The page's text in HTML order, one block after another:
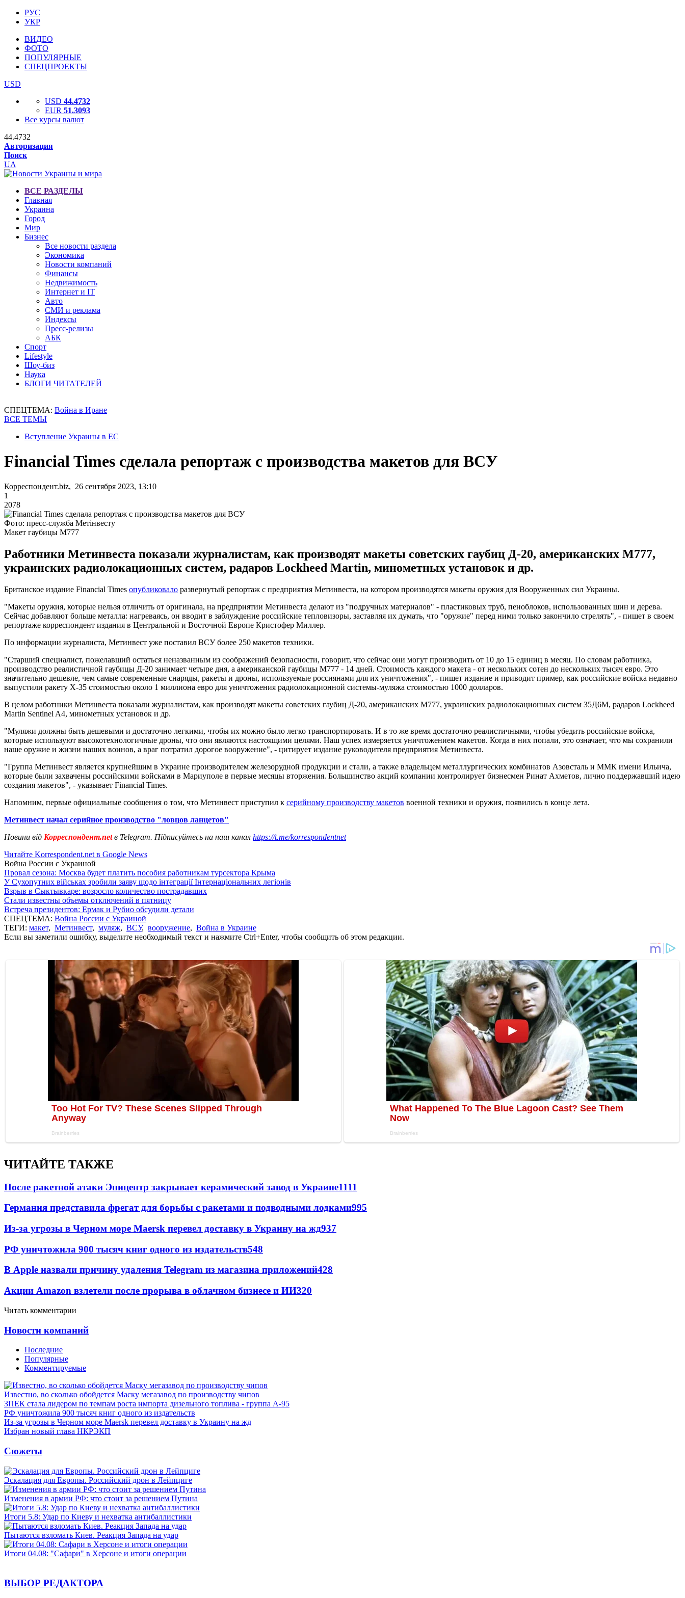
РУС
УКР
ВИДЕО
ФОТО
ПОПУЛЯРНЫЕ
СПЕЦПРОЕКТЫ
USD
USD 44.4732
EUR 51.3093
Все курсы валют
44.4732
Авторизация
Поиск
UA
ВСЕ РАЗДЕЛЫ
Главная
Украина
Город
Мир
Бизнес
Все новости раздела
Экономика
Новости компаний
Финансы
Недвижимость
Интернет и IT
Авто
СМИ и реклама
Индексы
Пресс-релизы
АБК
Спорт
Lifestyle
Шоу-биз
Наука
БЛОГИ ЧИТАТЕЛЕЙ
СПЕЦТЕМА: Война в Иране
ВСЕ ТЕМЫ
Вступление Украины в ЕС
Financial Times сделала репортаж с производства макетов для ВСУ
Корреспондент.biz, 26 сентября 2023, 13:10
1
2078
Фото: пресс-служба Метінвесту
Макет гаубицы M777
Работники Метинвеста показали журналистам, как производят макеты советских гаубиц Д-20, американских М777,
украинских радиолокационных систем, радаров Lockheed Martin, минометных установок и др.
Британское издание Financial Times опубликовало развернутый репортаж с предприятия Метинвеста, на котором производятся макеты оружия для Вооруженных сил Украины.
"Макеты оружия, которые нельзя отличить от оригинала, на предприятии Метинвеста делают из "подручных материалов" - пластиковых труб, пеноблоков, использованных шин и дерева.
Сейчас добавляют больше металла: нагреваясь, он вводит в заблуждение российские тепловизоры, заставляя их думать, что "оружие" перед ними только закончило стрелять", - пишет в своем
репортаже корреспондент издания в Центральной и Восточной Европе Кристофер Миллер.
По информации журналиста, Метинвест уже поставил ВСУ более 250 макетов техники.
"Старший специалист, пожелавший остаться неназванным из соображений безопасности, говорит, что сейчас они могут производить от 10 до 15 единиц в месяц. По словам работника,
производство реалистичной гаубицы Д-20 занимает четыре дня, а американской гаубицы М777 - 14 дней. Стоимость каждого макета - от нескольких сотен до нескольких тысяч евро. Это
значительно дешевле, чем самые современные снаряды, ракеты и дроны, используемые россиянами для их уничтожения", - пишет издание и приводит пример, как российские войска недавно
выпустили ракету Х-35 стоимостью около 1 миллиона евро для уничтожения радиолокационной системы-муляжа стоимостью 1000 долларов.
В целом работники Метинвеста показали журналистам, как производят макеты советских гаубиц Д-20, американских М777, украинских радиолокационных систем 35Д6М, радаров Lockheed
Martin Sentinel A4, минометных установок и др.
"Муляжи должны быть дешевыми и достаточно легкими, чтобы их можно было легко транспортировать. И в то же время достаточно реалистичными, чтобы убедить российские войска,
которые используют высокотехнологичные дроны, что они являются настоящими целями. Наш успех измеряется уничтожением макетов. Когда в них попали, это означает, что мы сохранили
наше оружие и жизни наших воинов, а враг потратил дорогое вооружение", - цитирует издание руководителя предприятия Метинвеста.
"Группа Метинвест является крупнейшим в Украине производителем железорудной продукции и стали, а также владельцем металлургических комбинатов Азовсталь и ММК имени Ильича,
которые были захвачены российскими войсками в Мариуполе в первые месяцы вторжения. Большинство акций компании контролирует бизнесмен Ринат Ахметов, лично поддержавший идею
создания макетов", - указывает Financial Times.
Напомним, первые официальные сообщения о том, что Метинвест приступил к серийному производству макетов военной техники и оружия, появились в конце лета.
Метинвест начал серийное производство "ловцов ланцетов"
Новини від Корреспондент.netв Telegram. Підписуйтесь на наш канал https://t.me/korrespondentnet
Читайте Korrespondent.net в Google News
Война России с Украиной
Провал сезона: Москва будет платить пособия работникам турсектора Крыма
У Сухопутних військах зробили заяву щодо інтеграції Інтернаціональних легіонів
Взрыв в Сыктывкаре: возросло количество пострадавших
Стали известны объемы отключений в пятницу
Встреча президентов: Ермак и Рубио обсудили детали
СПЕЦТЕМА: Война России с Украиной
ТЕГИ: макет, Метинвест, муляж, ВСУ, вооружение, Война в Украине
Если вы заметили ошибку, выделите необходимый текст и нажмите Ctrl+Enter, чтобы сообщить об этом редакции.
ЧИТАЙТЕ ТАКЖЕ
После ракетной атаки Эпицентр закрывает керамический завод в Украине1111
Германия представила фрегат для борьбы с ракетами и подводными лодками995
Из-за угрозы в Черном море Maersk перевел доставку в Украину на жд937
РФ уничтожила 900 тысяч книг одного из издательств548
В Apple назвали причину удаления Telegram из магазина приложений428
Акции Amazon взлетели после прорыва в облачном бизнесе и ИИ320
Читать комментарии
Новости компаний
Последние
Популярные
Комментируемые
Известно, во сколько обойдется Маску мегазавод по производству чипов
ЗПЕК стала лидером по темпам роста импорта дизельного топлива - группа А-95
РФ уничтожила 900 тысяч книг одного из издательств
Из-за угрозы в Черном море Maersk перевел доставку в Украину на жд
Избран новый глава НКРЭКП
Сюжеты
Эскалация для Европы. Российский дрон в Лейпциге
Изменения в армии РФ: что стоит за решением Путина
Итоги 5.8: Удар по Киеву и нехватка антибаллистики
Пытаются взломать Киев. Реакция Запада на удар
Итоги 04.08: "Сафари" в Херсоне и итоги операции
ВЫБОР РЕДАКТОРА